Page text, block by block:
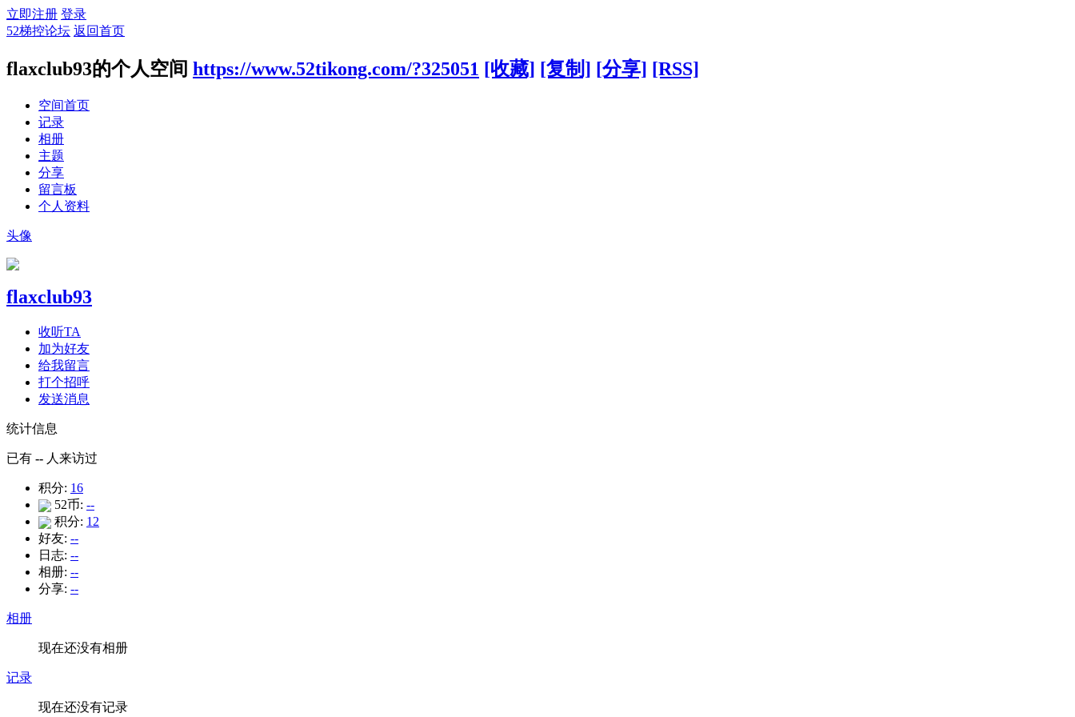
立即注册 登录
52梯控论坛 返回首页
flaxclub93的个人空间 https://www.52tikong.com/?325051 [收藏] [复制] [分享] [RSS]
空间首页
记录
相册
主题
分享
留言板
个人资料
头像
flaxclub93
收听TA
加为好友
给我留言
打个招呼
发送消息
统计信息
已有 -- 人来访过
积分: 16
52币: --
积分: 12
好友: --
日志: --
相册: --
分享: --
相册
现在还没有相册
记录
现在还没有记录